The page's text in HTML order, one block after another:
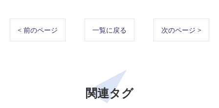
< 前のページ 一覧に戻る 次のページ >
関連タグ